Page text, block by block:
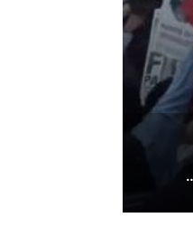
الجديد القائم
في إنجلترا واسكتلندا